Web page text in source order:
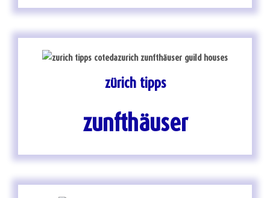
zürich tipps
zunfthäuser